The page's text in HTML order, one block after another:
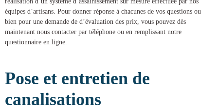
équipes d’artisans. Pour donner réponse à chacunes de vos questions ou
bien pour une demande de d’évaluation des prix, vous pouvez dès
maintenant nous contacter par téléphone ou en remplissant notre
questionnaire en ligne.
Pose et entretien de
canalisations